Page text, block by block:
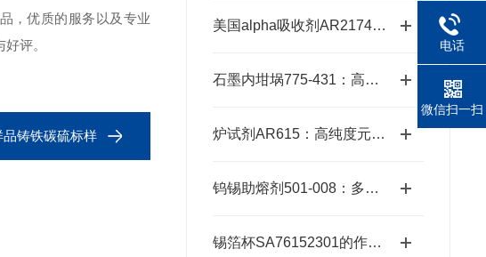
美国alpha吸收剂AR2174：适配多种元素的精准分析需求
石墨内坩埚775-431：高温熔炼的坚实卫士
炉试剂AR615：高纯度元素分析耗材，赋能精准检测高效推进
钨锡助熔剂501-008：多元样品熔融的高效适配方案
锡箔杯SA76152301的作用与优势
，优质的服务以及专业
评。
铸铁碳硫标样
电话
微信扫一扫